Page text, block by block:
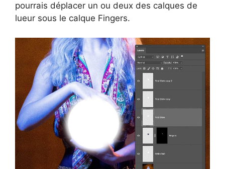
pourrais déplacer un ou deux des calques de
lueur sous le calque Fingers.